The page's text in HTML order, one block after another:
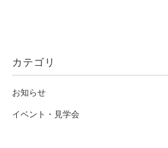
カテゴリ
お知らせ
イベント・見学会